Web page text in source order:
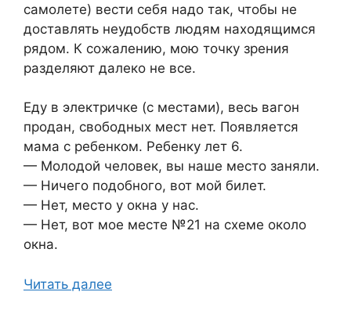
самолете) вести себя надо так, чтобы не
доставлять неудобств людям находящимся
рядом. К сожалению, мою точку зрения
разделяют далеко не все.
Еду в электричке (с местами), весь вагон
продан, свободных мест нет. Появляется
мама с ребенком. Ребенку лет 6.
— Молодой человек, вы наше место заняли.
— Ничего подобного, вот мой билет.
— Нет, место у окна у нас.
— Нет, вот мое месте №21 на схеме около
окна.
Читать далее